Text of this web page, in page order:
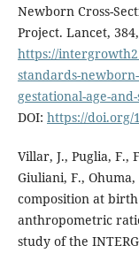
Newborn Cross-
Project. Lancet,
https://
standards-
gestational-age-
DOI: https://doi.org/
Villar, J., Puglia, F.,
Giuliani, F., Ohuma,
composition at
anthropometric
study of the